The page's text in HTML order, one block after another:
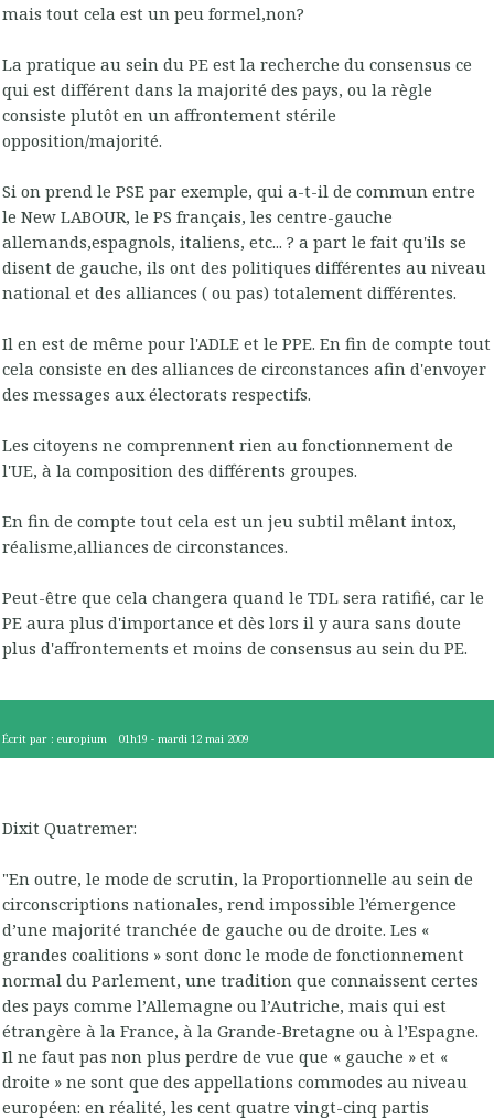
mais tout cela est un peu formel,non?
La pratique au sein du PE est la recherche du consensus ce
qui est différent dans la majorité des pays, ou la règle
consiste plutôt en un affrontement stérile
opposition/majorité.
Si on prend le PSE par exemple, qui a-t-il de commun entre
le New LABOUR, le PS français, les centre-gauche
allemands,espagnols, italiens, etc... ? a part le fait qu'ils se
disent de gauche, ils ont des politiques différentes au niveau
national et des alliances ( ou pas) totalement différentes.
Il en est de même pour l'ADLE et le PPE. En fin de compte tout
cela consiste en des alliances de circonstances afin d'envoyer
des messages aux électorats respectifs.
Les citoyens ne comprennent rien au fonctionnement de
l'UE, à la composition des différents groupes.
En fin de compte tout cela est un jeu subtil mêlant intox,
réalisme,alliances de circonstances.
Peut-être que cela changera quand le TDL sera ratifié, car le
PE aura plus d'importance et dès lors il y aura sans doute
plus d'affrontements et moins de consensus au sein du PE.
Écrit par : europium 01h19 -mardi 12 mai 2009
Dixit Quatremer:
"En outre, le mode de scrutin, la Proportionnelle au sein de
circonscriptions nationales, rend impossible l’émergence
d’une majorité tranchée de gauche ou de droite. Les «
grandes coalitions » sont donc le mode de fonctionnement
normal du Parlement, une tradition que connaissent certes
des pays comme l’Allemagne ou l’Autriche, mais qui est
étrangère à la France, à la Grande-Bretagne ou à l’Espagne.
Il ne faut pas non plus perdre de vue que « gauche » et «
droite » ne sont que des appellations commodes au niveau
européen: en réalité, les cent quatre vingt-cinq partis